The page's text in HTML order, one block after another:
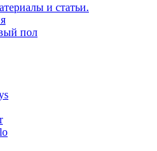
и статьи.
пол